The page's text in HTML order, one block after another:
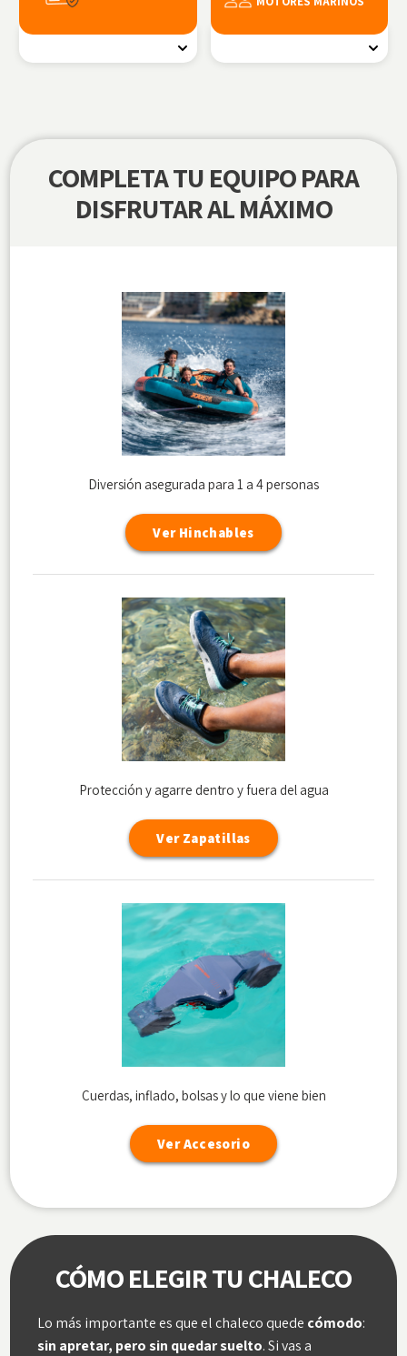
COMPLETA TU EQUIPO PARA
DISFRUTAR AL MÁXIMO
Diversión asegurada para 1 a 4 personas
Ver Hinchables
Protección y agarre dentro y fuera del agua
Ver Zapatillas
Cuerdas, inflado, bolsas y lo que viene bien
Ver Accesorio
CÓMO ELEGIR TU CHALECO
Lo más importante es que el chaleco quede cómodo:
sin apretar, pero sin quedar suelto. Si vas a